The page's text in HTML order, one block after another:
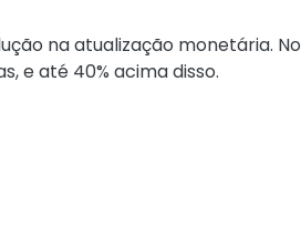
na atualização monetária. No
e até 40% acima disso.